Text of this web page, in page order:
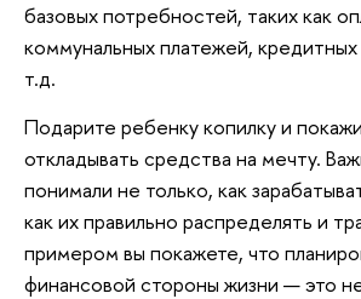
базовых потребностей, таких как
коммунальных платежей, кредитных
т.д.
Подарите ребенку копилку и
откладывать средства на мечту.
понимали не только, как
как их правильно распределять и
примером вы покажете, что
финансовой стороны жизни — это